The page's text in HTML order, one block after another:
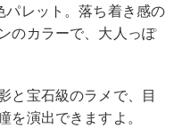
レット。落ち着き感の
のカラーで、大人っぽ
と宝石級のラメで、目
を演出できますよ。